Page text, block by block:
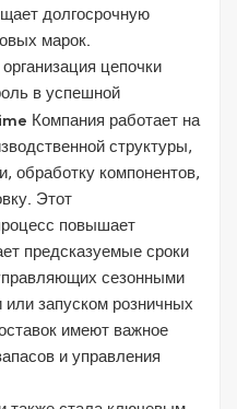
долгосрочную
марок.
цепочки
в успешной
Компания работает на
структуры,
обработку компонентов,
Этот
повышает
предсказуемые сроки
сезонными
запуском розничных
имеют важное
и управления